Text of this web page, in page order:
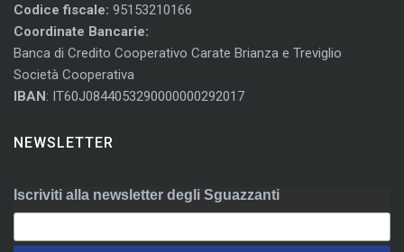
Codice fiscale: 95153210166
Coordinate Bancarie:
Banca di Credito Cooperativo Carate Brianza e Treviglio
Società Cooperativa
IBAN: IT60J0844053290000000292017
NEWSLETTER
Iscriviti alla newsletter degli Sguazzanti